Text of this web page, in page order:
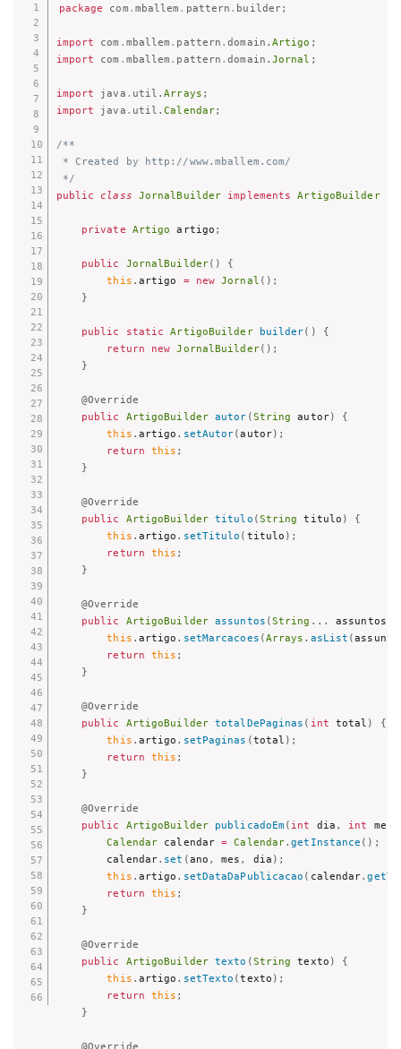
package com . mballem . pattern . builder;
import com . mballem . pattern .domain . Artigo ;
import
com . mballem . pattern .domain . Jornal ;
import java . util .Arrays ;
import
java . util .Calendar;
/**
* Created by http://www.mballem.com/
*/
public class JornalBuilder implements ArtigoBuilder
private Artigo artigo ;
public JornalBuilder( )
{
this . artigo = new Jornal ( ) ;
}
public static ArtigoBuilder builder( )
{
return
new JornalBuilder( ) ;
}
@Override
public
ArtigoBuilder autor (String autor)
{
this . artigo . setAutor(autor) ;
return this ;
}
@Override
public
ArtigoBuilder titulo (String titulo )
{
this . artigo . setTitulo ( titulo ) ;
return this ;
}
@Override
public
ArtigoBuilder assuntos (String . . . assuntos
this . artigo . setMarcacoes (Arrays . asList (
return this ;
}
@Override
public
ArtigoBuilder totalDePaginas ( int total )
{
this . artigo . setPaginas (total ) ;
return this ;
}
@Override
public
ArtigoBuilder publicadoEm( int dia , int mes
Calendar calendar = Calendar.getInstance ( ) ;
        calendar
. set (ano , mes , dia ) ;
this . artigo . setDataDaPublicacao ( calendar.
return this ;
}
@Override
public
ArtigoBuilder texto (String texto )
{
this . artigo . setTexto (texto ) ;
return this ;
}
@Override